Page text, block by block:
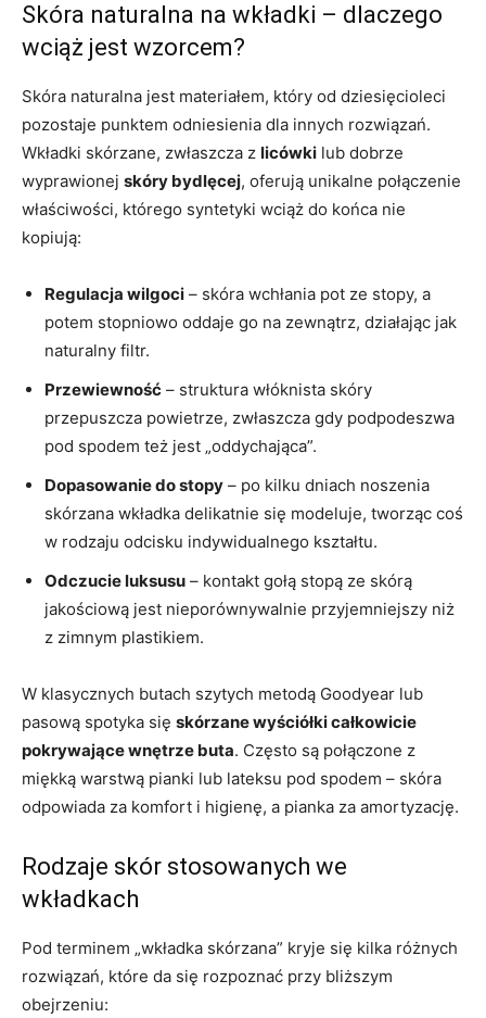
Skóra naturalna na wkładki – dlaczego
wciąż jest wzorcem?
Skóra naturalna jest materiałem, który od dziesięcioleci
pozostaje punktem odniesienia dla innych rozwiązań.
Wkładki skórzane, zwłaszcza z licówki lub dobrze
wyprawionej skóry bydlęcej, oferują unikalne połączenie
właściwości, którego syntetyki wciąż do końca nie
kopiują:
Regulacja wilgoci – skóra wchłania pot ze stopy, a
potem stopniowo oddaje go na zewnątrz, działając jak
naturalny filtr.
Przewiewność – struktura włóknista skóry
przepuszcza powietrze, zwłaszcza gdy podpodeszwa
pod spodem też jest „oddychająca”.
Dopasowanie do stopy – po kilku dniach noszenia
skórzana wkładka delikatnie się modeluje, tworząc coś
w rodzaju odcisku indywidualnego kształtu.
Odczucie luksusu – kontakt gołą stopą ze skórą
jakościową jest nieporównywalnie przyjemniejszy niż
z zimnym plastikiem.
W klasycznych butach szytych metodą Goodyear lub
pasową spotyka się skórzane wyściółki całkowicie
pokrywające wnętrze buta. Często są połączone z
miękką warstwą pianki lub lateksu pod spodem – skóra
odpowiada za komfort i higienę, a pianka za amortyzację.
Rodzaje skór stosowanych we
wkładkach
Pod terminem „wkładka skórzana” kryje się kilka różnych
rozwiązań, które da się rozpoznać przy bliższym
obejrzeniu: